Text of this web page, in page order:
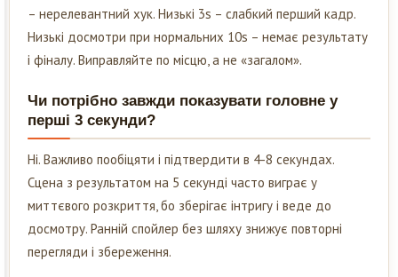
– нерелевантний хук. Низькі 3s – слабкий перший кадр.
Низькі досмотри при нормальних 10s – немає результату
і фіналу. Виправляйте по місцю, а не «загалом».
Чи потрібно завжди показувати головне у
перші 3 секунди?
Ні. Важливо пообіцяти і підтвердити в 4-8 секундах.
Сцена з результатом на 5 секунді часто виграє у
миттєвого розкриття, бо зберігає інтригу і веде до
досмотру. Ранній спойлер без шляху знижує повторні
перегляди і збереження.